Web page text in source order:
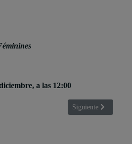
a las 12:00
Montoro Artículo siguiente:
Siguiente